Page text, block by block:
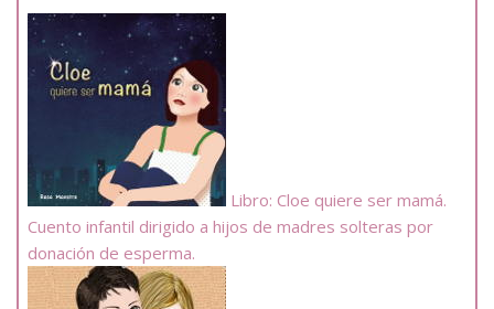
Libro: Cloe quiere ser mamá.
Cuento infantil dirigido a hijos de madres solteras por
donación de esperma.